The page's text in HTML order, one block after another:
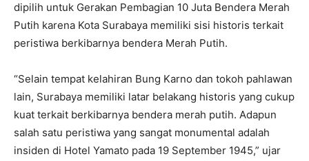
dipilih untuk Gerakan Pembagian 10 Juta Bendera Merah
Putih karena Kota Surabaya memiliki sisi historis terkait
peristiwa berkibarnya bendera Merah Putih.
“Selain tempat kelahiran Bung Karno dan tokoh pahlawan
lain, Surabaya memiliki latar belakang historis yang cukup
kuat terkait berkibarnya bendera merah putih. Adapun
salah satu peristiwa yang sangat monumental adalah
insiden di Hotel Yamato pada 19 September 1945,” ujar